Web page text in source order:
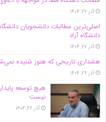
آذر ۲۷, ۱۴۰۴
اصلی‌ترین مطالبات دانشجویان
دانشگاه آز‌اد
آذر ۲۷, ۱۴۰۴
هشداری تاریخی که هنوز شنیده
آذر ۲۶, ۱۴۰۴
هیچ توسعه
نیست
آذر ۲۶, ۱۴۰۴